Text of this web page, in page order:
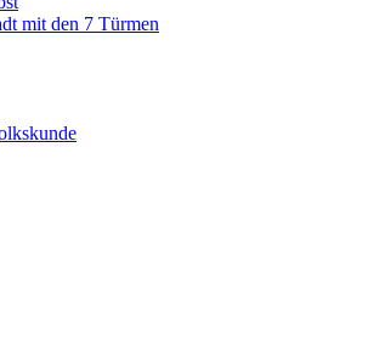
mit den 7 Türmen